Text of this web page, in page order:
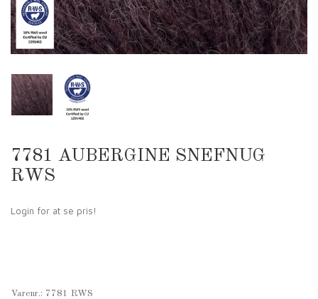
7781 AUBERGINE SNEFNUG
RWS
Login for at se pris!
Varenr.: 7781 RWS